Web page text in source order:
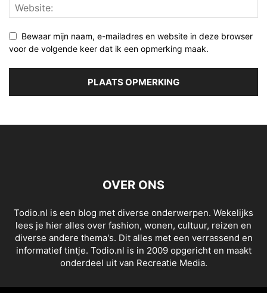
Bewaar mijn naam, e-mailadres en website in deze browser
voor de volgende keer dat ik een opmerking maak.
OVER ONS
Todio.nl is een blog met diverse onderwerpen. Wekelijks
lees je hier alles over fashion, wonen, cultuur, reizen en
diverse andere thema's. Dit alles met een verrassend en
informatief tintje. Todio.nl is in 2009 opgericht en maakt
onderdeel uit van Recreatie Media.